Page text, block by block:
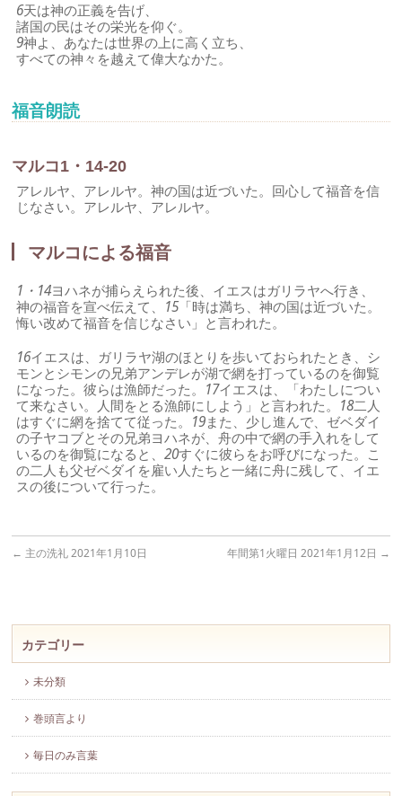
6天は神の正義を告げ、
諸国の民はその栄光を仰ぐ。
9神よ、あなたは世界の上に高く立ち、
すべての神々を越えて偉大なかた。
福音朗読
マルコ1・14-20
アレルヤ、アレルヤ。神の国は近づいた。回心して福音を信
じなさい。アレルヤ、アレルヤ。
マルコによる福音
1・14ヨハネが捕らえられた後、イエスはガリラヤへ行き、
神の福音を宣べ伝えて、 15 「時は満ち、神の国は近づいた。
悔い改めて福音を信じなさい」と言われた。
16イエスは、ガリラヤ湖のほとりを歩いておられたとき、シ
モンとシモンの兄弟アンデレが湖で網を打っているのを御覧
になった。彼らは漁師だった。 17イエスは、「わたしについ
て来なさい。人間をとる漁師にしよう」と言われた。 18二人
はすぐに網を捨てて従った。 19また、少し進んで、ゼベダイ
の子ヤコブとその兄弟ヨハネが、舟の中で網の手入れをして
いるのを御覧になると、20すぐに彼らをお呼びになった。こ
の二人も父ゼベダイを雇い人たちと一緒に舟に残して、イエ
スの後について行った。
← 主の洗礼 2021年1月10日 年間第1火曜日 2021年1月12日 →
カテゴリー
未分類
巻頭言より
毎日のみ言葉